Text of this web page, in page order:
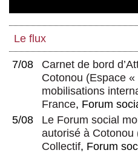
Le flux
7/08
Carnet de bord
Cotonou (Espace
mobilisations
France, Forum
5/08
Le Forum social
autorisé à Cotonou
Collectif, Forum